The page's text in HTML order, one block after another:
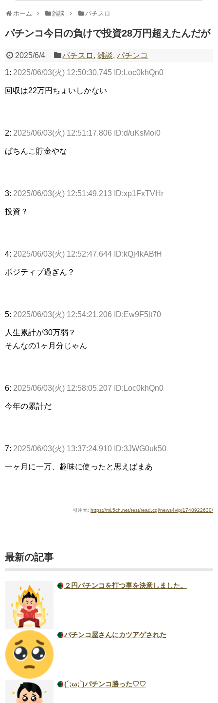
無職のパチンコカス(22)なんやが、ワイの人生どれくら
AngelBeats!とかいうクソアニメの思い出ｗｗｗ
ホーム 雑談 パチスロ
パチンコ今日の負けで投資28万円超えたんだが
2025/6/4 パチスロ ,雑談,パチンコ
1: 2025/06/03(火) 12:50:30.745 ID:Loc0khQn0
回収は22万円ちょいしかない
2: 2025/06/03(火) 12:51:17.806 ID:d/uKsMoi0
ぱちんこ貯金やな
3: 2025/06/03(火) 12:51:49.213 ID:xp1FxTVHr
投資？
4: 2025/06/03(火) 12:52:47.644 ID:kQj4kABfH
ポジティブ過ぎん？
5: 2025/06/03(火) 12:54:21.206 ID:Ew9F5lt70
人生累計が30万弱？
そんなの1ヶ月分じゃん
6: 2025/06/03(火) 12:58:05.207 ID:Loc0khQn0
今年の累計だ
7: 2025/06/03(火) 13:37:24.910 ID:3JWG0uk50
一ヶ月に一万、趣味に使ったと思えばまあ
引用元: https://mi.5ch.net/test/read.cgi/news4vip/1748922630/
最新の記事
２円パチンコを打つ事を決意しました。
パチンコ屋さんにカツアゲされた
(´;ω;`)パチンコ勝った♡♡